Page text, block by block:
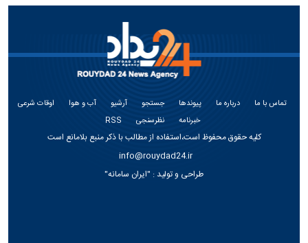
تماس با ما درباره ما پیوندها جستجو آرشیو آب و هوا
اوقات شرعی
خبرنامه
نظرسنجی RSS
کلیه حقوق محفوظ است،استفاده از مطالب با ذکر منبع بلامانع است
info@rouydad24.ir
طراحی و تولید : "ایران سامانه"